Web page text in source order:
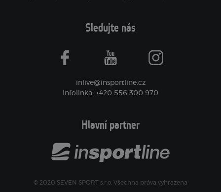
Sledujte nás
facebook youtube instagram
inlive@insportline.cz
Infolinka: +420 556 300 970
Hlavní partner
© 2020 SEVEN SPORT s.r.o. Všechna práva vyhrazena